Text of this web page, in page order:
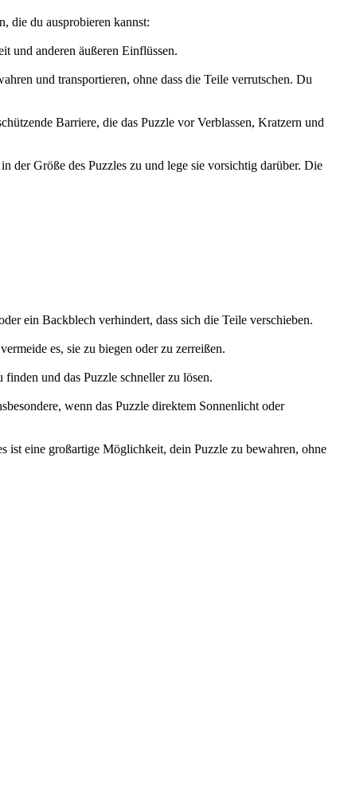
die du ausprobieren kannst:
und anderen äußeren Einflüssen.
und transportieren, ohne dass die Teile verrutschen. Du
Barriere, die das Puzzle vor Verblassen, Kratzern und
der Größe des Puzzles zu und lege sie vorsichtig darüber. Die
ein Backblech verhindert, dass sich die Teile verschieben.
es, sie zu biegen oder zu zerreißen.
und das Puzzle schneller zu lösen.
wenn das Puzzle direktem Sonnenlicht oder
ist eine großartige Möglichkeit, dein Puzzle zu bewahren, ohne